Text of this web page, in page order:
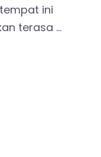
ini
terasa …